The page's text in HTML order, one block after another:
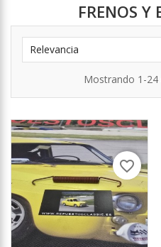
FRENOS Y
Relevancia
Mostrando 1-24
favorite_border